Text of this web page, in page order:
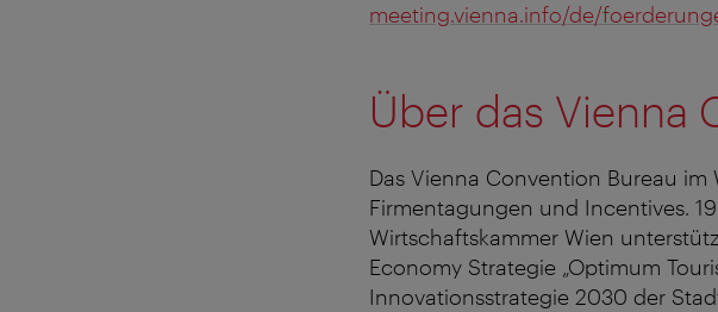
meeting.vienna.info/de/
Über das Vienna
Das Vienna Convention Bureau im
Firmentagungen und Incentives.
Wirtschaftskammer Wien
Economy Strategie „Optimum
Innovationsstrategie 2030 der